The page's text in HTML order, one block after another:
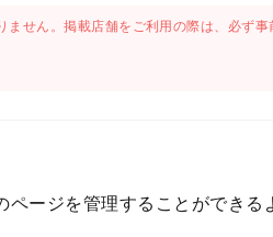
せん。掲載店舗をご利用の際は、必ず
ージを管理することができる